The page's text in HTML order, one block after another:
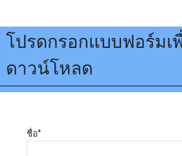
โปรดกรอกแบบฟอร์มเ
ดาวน์โหลด
ชื่อ*